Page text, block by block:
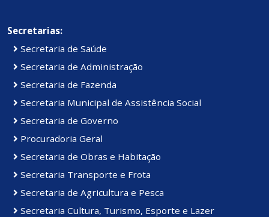
Secretarias:
Secretaria de Saúde
Secretaria de Administração
Secretaria de Fazenda
Secretaria Municipal de Assistência Social
Secretaria de Governo
Procuradoria Geral
Secretaria de Obras e Habitação
Secretaria Transporte e Frota
Secretaria de Agricultura e Pesca
Secretaria Cultura, Turismo, Esporte e Lazer